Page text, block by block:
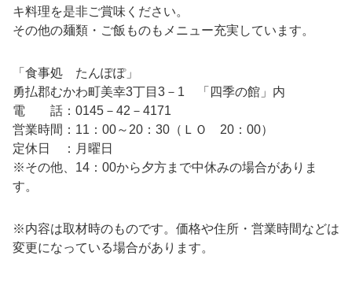
キ料理を是非ご賞味ください。
その他の麺類・ご飯ものもメニュー充実しています。
「食事処 たんぽぽ」
勇払郡むかわ町美幸3丁目3－1 「四季の館」内
電 話：0145－42－4171
営業時間：11：00～20：30（ＬＯ 20：00）
定休日 ：月曜日
※その他、14：00から夕方まで中休みの場合がありま
す。
※内容は取材時のものです。価格や住所・営業時間などは
変更になっている場合があります。